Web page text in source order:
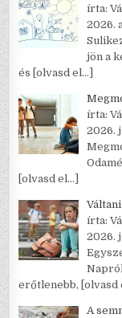
írta:
2026.
jön a
és [olvasd el…]
írta:
2026.
[olvasd el…]
írta:
2026.
erőtlenebb, [olvasd
A